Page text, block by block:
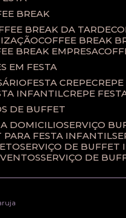
BREAK
BREAK DA TARDE
COFFEE BREAK
BREAK EMPRESA
EM FESTA
FESTA CREPE
INFANTIL CREPE
DE BUFFET
A DOMICILIO SERVIÇO
PARA FESTA INFANTIL
SERVIÇO DE
SERVIÇO DE